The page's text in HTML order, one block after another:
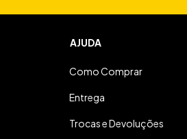
AJUDA
Como Comprar
Entrega
Trocas e Devoluções